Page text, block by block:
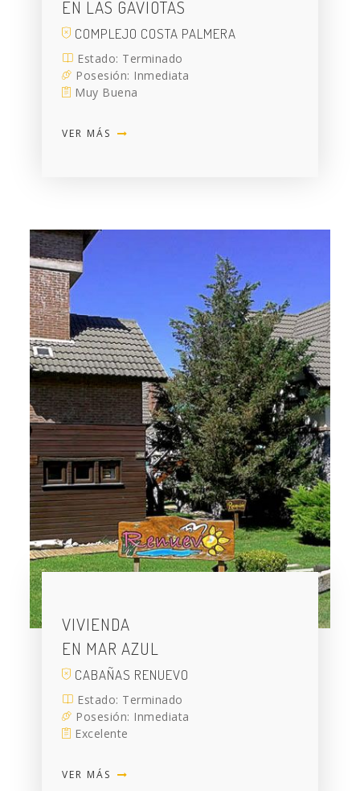
EN LAS GAVIOTAS
COMPLEJO COSTA PALMERA
Estado: Terminado
Posesión: Inmediata
Muy Buena
VER MÁS
VIVIENDA
EN MAR AZUL
CABAÑAS RENUEVO
Estado: Terminado
Posesión: Inmediata
Excelente
VER MÁS